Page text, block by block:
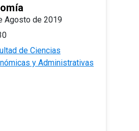
Agosto de 2019
de Ciencias
y Administrativas